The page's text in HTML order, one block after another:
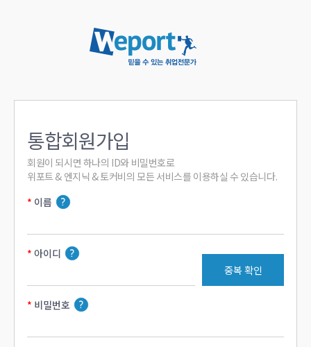
통합회원가입
회원이 되시면 하나의 ID와 비밀번호로
위포트 & 엔지닉 & 토커비의 모든 서비스를 이용하실 수 있습니다.
이름
아이디
중복 확인
비밀번호